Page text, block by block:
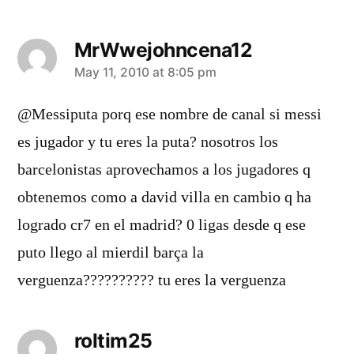
MrWwejohncena12
says:
May 11, 2010 at 8:05 pm
@Messiputa porq ese nombre de canal si messi
es jugador y tu eres la puta? nosotros los
barcelonistas aprovechamos a los jugadores q
obtenemos como a david villa en cambio q ha
logrado cr7 en el madrid? 0 ligas desde q ese
puto llego al mierdil barça la
verguenza?????????? tu eres la verguenza
roltim25